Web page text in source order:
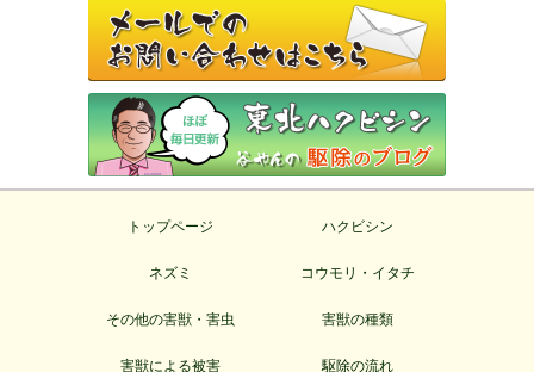
トップページ ハクビシン
ネズミ コウモリ・イタチ
その他の害獣・害虫 害獣の種類
害獣による被害 駆除の流れ